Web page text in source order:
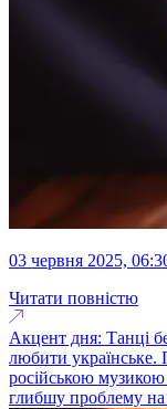
03 червня 2025,
Читати повністю
Акцент дня: Танці
любити українське.
російською музикою
глибшу проблему на